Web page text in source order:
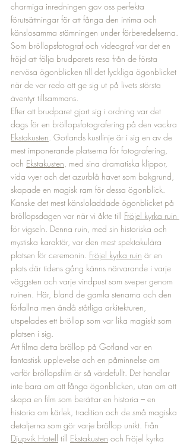
charmiga inredningen gav oss perfekta
förutsättningar för att fånga den intima och
känslosamma stämningen under förberedelserna.
Som bröllopsfotograf och videograf var det en
fröjd att följa brudparets resa från de första
nervösa ögonblicken till det lyckliga ögonblicket
när de var redo att ge sig ut på livets största
äventyr tillsammans.
Efter att brudparet gjort sig i ordning var det
dags för en bröllopsfotografering på den vackra
Ekstakusten. Gotlands kustlinje är i sig en av de
mest imponerande platserna för fotografering,
och Ekstakusten, med sina dramatiska klippor,
vida vyer och det azurblå havet som bakgrund,
skapade en magisk ram för dessa ögonblick.
Kanske det mest känsloladdade ögonblicket på
bröllopsdagen var när vi åkte till Fröjel kyrka ruin
för vigseln. Denna ruin, med sin historiska och
mystiska karaktär, var den mest spektakulära
platsen för ceremonin. Fröjel kyrka ruin är en
plats där tidens gång känns närvarande i varje
väggsten och varje vindpust som sveper genom
ruinen. Här, bland de gamla stenarna och den
förfallna men ändå ståtliga arkitekturen,
utspelades ett bröllop som var lika magiskt som
platsen i sig.
Att filma detta bröllop på Gotland var en
fantastisk upplevelse och en påminnelse om
varför bröllopsfilm är så värdefullt. Det handlar
inte bara om att fånga ögonblicken, utan om att
skapa en film som berättar en historia – en
historia om kärlek, tradition och de små magiska
detaljerna som gör varje bröllop unikt. Från
Djupvik Hotell till Ekstakusten och Fröjel kyrka